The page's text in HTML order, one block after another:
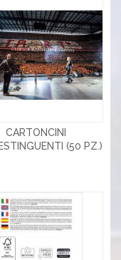
CARTONCINI
(50 PZ.)